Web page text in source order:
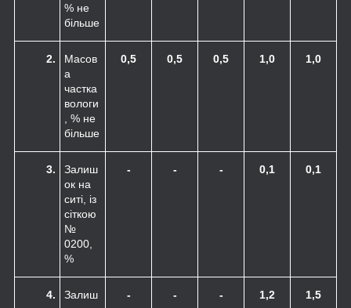
% не
більше
2.
Масов
а
частка
вологи
, % не
більше
0,5 0,5 0,5 1,0 1,0
3.
Залиш
ок на
ситі, із
сіткою
№
0200,
%
- - - 0,1 0,1
4.
Залиш
- - - 1,2 1,5